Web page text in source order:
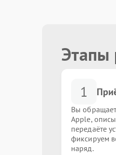
Этапы
1
Вы
Apple,
передаёте
фиксируем
наряд.